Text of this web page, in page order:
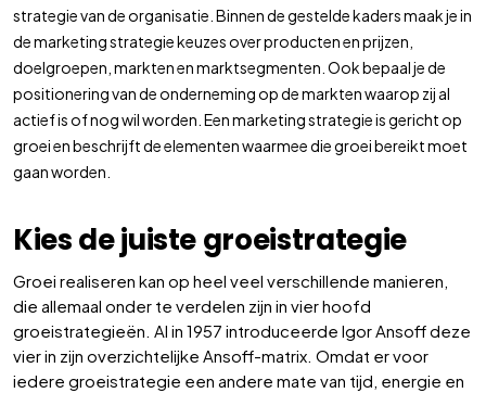
strategie van de organisatie. Binnen de gestelde kaders maak je in
de marketing strategie keuzes over producten en prijzen,
doelgroepen, markten en marktsegmenten. Ook bepaal je de
positionering van de onderneming op de markten waarop zij al
actief is of nog wil worden. Een marketing strategie is gericht op
groei en beschrijft de elementen waarmee die groei bereikt moet
gaan worden.
Kies de juiste groeistrategie
Groei realiseren kan op heel veel verschillende manieren,
die allemaal onder te verdelen zijn in vier hoofd
groeistrategieën. Al in 1957 introduceerde Igor Ansoff deze
vier in zijn overzichtelijke Ansoff-matrix. Omdat er voor
iedere groeistrategie een andere mate van tijd, energie en